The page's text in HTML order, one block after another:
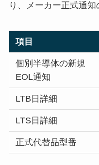
り、メーカー正式通知
項目
個別半導体の新規
EOL通知
LTB日詳細
LTS日詳細
正式代替品型番